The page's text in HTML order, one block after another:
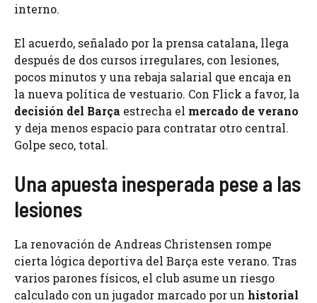
interno.
El acuerdo, señalado por la prensa catalana, llega
después de dos cursos irregulares, con lesiones,
pocos minutos y una rebaja salarial que encaja en
la nueva política de vestuario. Con Flick a favor, la
decisión del Barça estrecha el mercado de verano
y deja menos espacio para contratar otro central.
Golpe seco, total.
Una apuesta inesperada pese a las
lesiones
La renovación de Andreas Christensen rompe
cierta lógica deportiva del Barça este verano. Tras
varios parones físicos, el club asume un riesgo
calculado con un jugador marcado por un historial